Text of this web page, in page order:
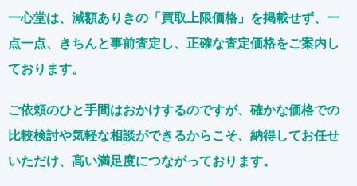
一心堂は、減額ありきの「買取上限価格」を掲載せず、 一
点一点、きちんと事前査定し、正確な査定価格をご案内し
ております。
ご依頼のひと手間はおかけするのですが、 確かな価格での
比較検討や気軽な相談ができるからこそ、 納得してお任せ
いただけ、高い満足度につながっております。